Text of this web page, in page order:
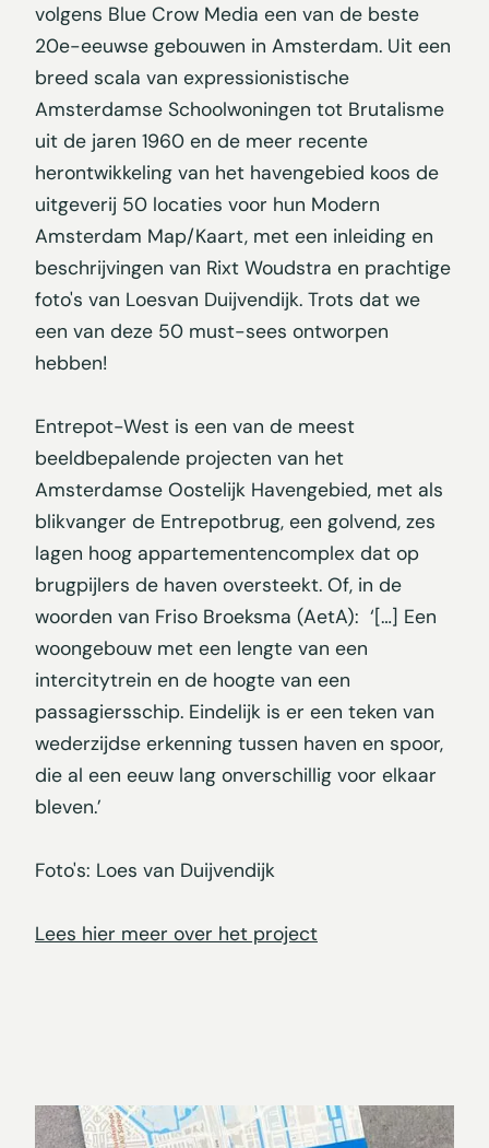
volgens Blue Crow Media een van de beste
20e-eeuwse gebouwen in Amsterdam. Uit een
breed scala van expressionistische
Amsterdamse Schoolwoningen tot Brutalisme
uit de jaren 1960 en de meer recente
herontwikkeling van het havengebied koos de
uitgeverij 50 locaties voor hun Modern
Amsterdam Map/Kaart, met een inleiding en
beschrijvingen van Rixt Woudstra en prachtige
foto's van Loesvan Duijvendijk. Trots dat we
een van deze 50 must-sees ontworpen
hebben!
Entrepot-West is een van de meest
beeldbepalende projecten van het
Amsterdamse Oostelijk Havengebied, met als
blikvanger de Entrepotbrug, een golvend, zes
lagen hoog appartementencomplex dat op
brugpijlers de haven oversteekt. Of, in de
woorden van Friso Broeksma (AetA): ‘[…] Een
woongebouw met een lengte van een
intercitytrein en de hoogte van een
passagiersschip. Eindelijk is er een teken van
wederzijdse erkenning tussen haven en spoor,
die al een eeuw lang onverschillig voor elkaar
bleven.’
Foto's: Loes van Duijvendijk
Lees hier meer over het project